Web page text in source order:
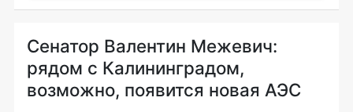
Сенатор Валентин Межевич:
рядом с Калининградом,
возможно, появится новая АЭС